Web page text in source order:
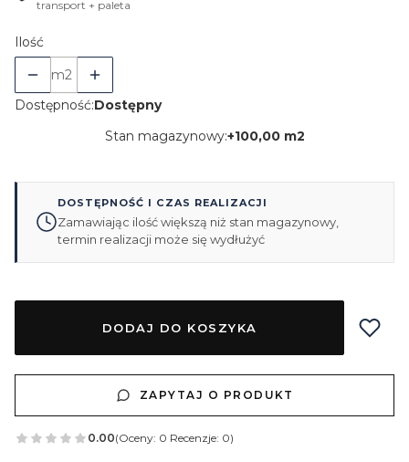
transport + paleta
Ilość
m2
Dostępność:Dostępny
Stan magazynowy:+100,00 m2
DOSTĘPNOŚĆ I CZAS REALIZACJI
Zamawiając ilość większą niż stan magazynowy,
termin realizacji może się wydłużyć
DODAJ DO KOSZYKA
ZAPYTAJ O PRODUKT
0.00(Oceny: 0 Recenzje: 0)